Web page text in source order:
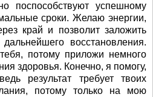
поспособствуют успешному
сроки. Желаю энергии,
край и позволит заложить
восстановления.
потому приложи немного
здоровья. Конечно, я помогу,
результат требует твоих
потому только на мою